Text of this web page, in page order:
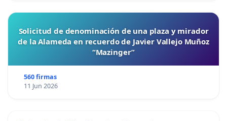
Solicitud de denominación de una plaza y mirador
de la Alameda en recuerdo de Javier Vallejo Muñoz
“Mazinger”
560 firmas
11 Jun 2026